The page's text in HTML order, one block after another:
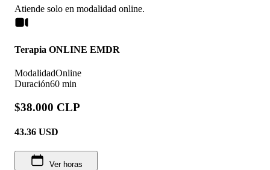
Atiende solo en modalidad online.
Terapia ONLINE EMDR
ModalidadOnline
Duración60 min
$38.000 CLP
43.36 USD
Ver horas